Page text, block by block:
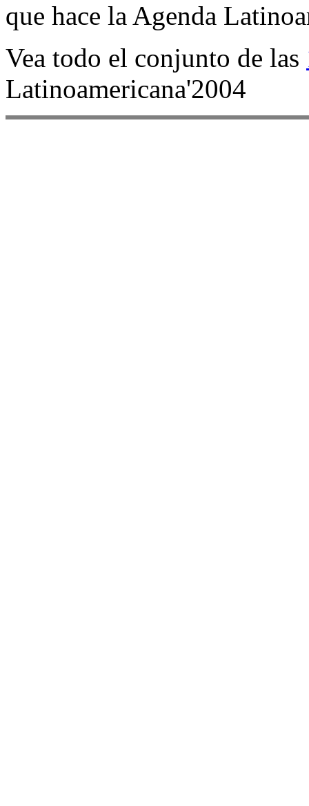
que hace la Agenda
Vea todo el conjunto de las
Latinoamericana'2004